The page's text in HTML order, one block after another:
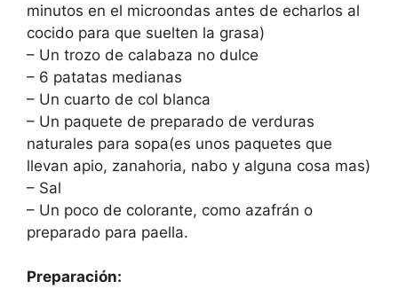
minutos en el microondas antes de echarlos al
cocido para que suelten la grasa)
– Un trozo de calabaza no dulce
– 6 patatas medianas
– Un cuarto de col blanca
– Un paquete de preparado de verduras
naturales para sopa(es unos paquetes que
llevan apio, zanahoria, nabo y alguna cosa mas)
– Sal
– Un poco de colorante, como azafrán o
preparado para paella.
Preparación: